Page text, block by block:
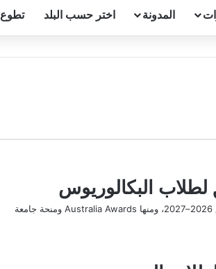
المدونة اختر حسب البلد تطوع
البكالوريوس
تعرف على أفضل منح أستراليا بدون قبول جامعي مسبق لطلاب البكالوريوس 2026–2027، ومنها Australia Awards ومنحة جامعة